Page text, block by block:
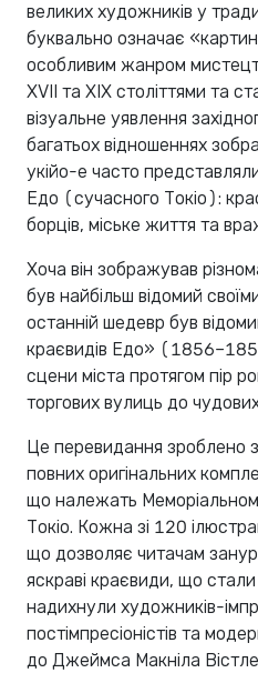
великих художників у
буквально означає
особливим жанром
XVII та XIX століттями та
візуальне уявлення
багатьох відношеннях
укійо-е часто
Едо (сучасного Токіо):
борців, міське життя та
Хоча він зображував
був найбільш відомий
останній шедевр був
краєвидів Едо»
сцени міста протягом пір
торгових вулиць до
Це перевидання зроблено
повних оригінальних
що належать
Токіо. Кожна зі 120
що дозволяє читачам
яскраві краєвиди, що
надихнули художників-
постімпресіоністів та
до Джеймса Макніла